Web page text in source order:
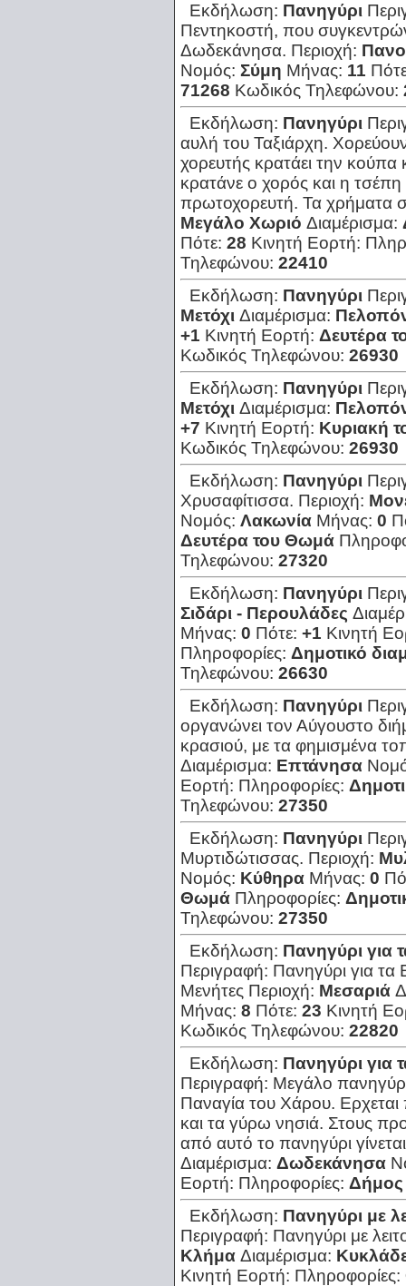
Εκδήλωση: Πανηγύρι
Πεντηκοστή, που
Δωδεκάνησα. Περιοχή:
Νομός: Σύμη Μήνας: 11
71268 Κωδικός Τηλεφώνου:
Εκδήλωση: Πανηγύρι
αυλή του Ταξιάρχη.
χορευτής κρατάει την κούπα
κρατάνε ο χορός και η
πρωτοχορευτή. Τα χρήματα
Μεγάλο Χωριό Διαμέρισμα:
Πότε: 28 Κινητή Εορτή:
Τηλεφώνου: 22410
Εκδήλωση: Πανηγύρι
Μετόχι Διαμέρισμα:
+1 Κινητή Εορτή: Δευτέρα
Κωδικός Τηλεφώνου: 26930
Εκδήλωση: Πανηγύρι
Μετόχι Διαμέρισμα:
+7 Κινητή Εορτή: Κυριακή
Κωδικός Τηλεφώνου: 26930
Εκδήλωση: Πανηγύρι
Χρυσαφίτισσα. Περιοχή:
Νομός: Λακωνία Μήνας: 0
Δευτέρα του Θωμά
Τηλεφώνου: 27320
Εκδήλωση: Πανηγύρι
Σιδάρι - Περουλάδες
Μήνας: 0 Πότε: +1 Κινητή
Πληροφορίες: Δημοτικό
Τηλεφώνου: 26630
Εκδήλωση: Πανηγύρι
οργανώνει τον Αύγουστο
κρασιού, με τα φημισμένα
Διαμέρισμα: Επτάνησα
Εορτή: Πληροφορίες:
Τηλεφώνου: 27350
Εκδήλωση: Πανηγύρι
Μυρτιδώτισσας. Περιοχή:
Νομός: Κύθηρα Μήνας: 0
Θωμά Πληροφορίες:
Τηλεφώνου: 27350
Εκδήλωση: Πανηγύρι για
Περιγραφή: Πανηγύρι για τα
Μενήτες Περιοχή: Μεσαριά
Μήνας: 8 Πότε: 23 Κινητή
Κωδικός Τηλεφώνου: 22820
Εκδήλωση: Πανηγύρι για
Περιγραφή: Μεγάλο
Παναγία του Χάρου.
και τα γύρω νησιά. Στους
από αυτό το πανηγύρι
Διαμέρισμα: Δωδεκάνησα
Εορτή: Πληροφορίες: Δήμος
Εκδήλωση: Πανηγύρι με
Περιγραφή: Πανηγύρι με
Κλήμα Διαμέρισμα:
Κινητή Εορτή: Πληροφορίες: